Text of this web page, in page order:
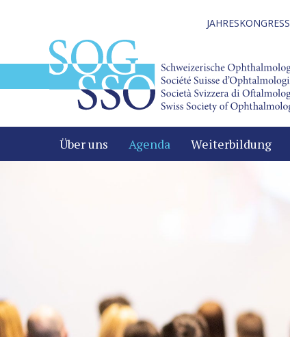
JAHRESKONGRESS
Über uns Agenda Weiterbildung